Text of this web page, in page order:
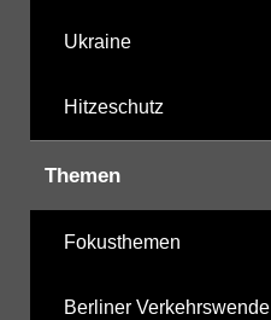
Ukraine
Hitzeschutz
Themen
Fokusthemen
Berliner Verkehrswende